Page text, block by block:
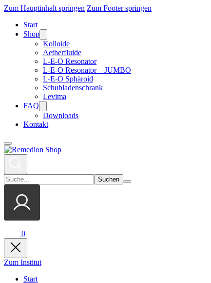
Zum Hauptinhalt springen Zum Footer springen
Start
Shop
Kolloide
Aetherfluide
L-E-O Resonator
L-E-O Resonator – JUMBO
L-E-O Sphäroid
Schubladenschrank
Levima
FAQ
Downloads
Kontakt
Suchen
0
Zum Institut
Start